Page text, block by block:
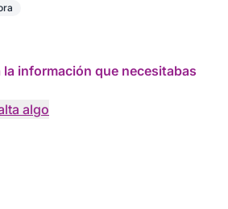
información que necesitabas
algo